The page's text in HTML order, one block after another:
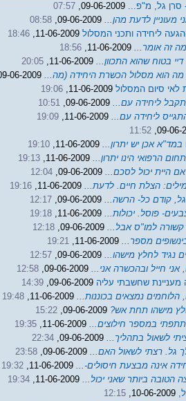
סרן גל, מ"פ...
07:57
מעוניין לדעת מהן...09-06-2009,
08:58
ליחידה ותכני המסלול11-06-2009,
18:46
מה זה אומר...11-06-2009,
18:56
דיי בטוח שהוא התכוון...11-06-2009,
20:05
מה הוא מסלול הכשרת היחידה (מה...09-06-2009,
לאי סיום המסלול11-06-2009,
19:06
ליחידה עם...09-06-2009,
10:51
ליחידה עם...11-06-2009,
19:09
11:52
אכן יש יתרון...11-06-2009,
19:10
הרפואי הינו יתרון...11-06-2009,
19:13
היית יכול לסכם...09-06-2009,
12:04
הצלת חיים. לדעת...11-06-2009,
19:16
קודם כל- הרשה...09-06-2009,
12:17
צבעים- פוסל. יכולות...11-06-2009,
19:18
למו"ס אבל...09-06-2009,
12:18
מספר...11-06-2009,
19:21
נגיד לחלץ מישהו...09-06-2009,
12:57
אני חייל ובהכשרה אני...09-06-2009,
12:58
שחשבתי עליה
14:39
הלוחמים נמצאים בכוננות...11-06-2009,
19:48
מישהו תחת אש?
15:22
במספר חילוצים...11-06-2009,
19:35
לשאול בתהליך...09-06-2009,
22:34
גל. רצתי לשאול האם...09-06-2009,
23:58
אינה מבצעת חיסולים-...11-06-2009,
19:32
הטובה ביותר שאני יכול...11-06-2009,
19:34
12:15